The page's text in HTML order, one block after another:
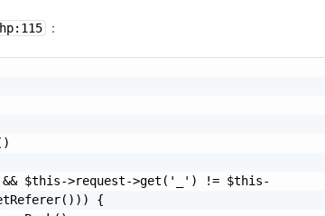
：
{